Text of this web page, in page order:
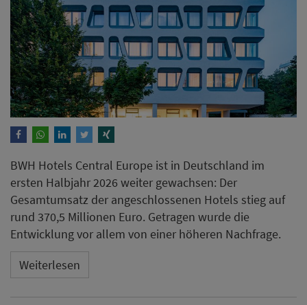
BWH Hotels Central Europe ist in Deutschland im
ersten Halbjahr 2026 weiter gewachsen: Der
Gesamtumsatz der angeschlossenen Hotels stieg auf
rund 370,5 Millionen Euro. Getragen wurde die
Entwicklung vor allem von einer höheren Nachfrage.
Weiterlesen